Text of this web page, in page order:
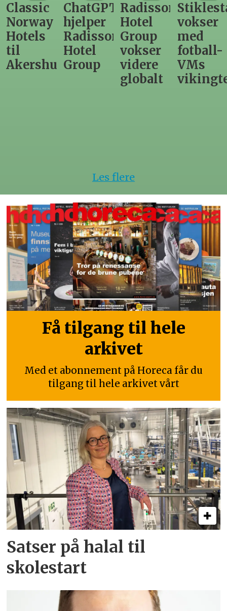
ChatGPT
hjelper
Radisson
Hotel
Group
Radisson
Hotel
Group
vokser
videre
Stiklestad
vokser
med
fotball-
VMs
vikingtematikk
Fra
direktør
til
nytt
Les flere
Få tilgang til hele
arkivet
Med et abonnement på Horeca får du
tilgang til hele arkivet vårt
Satser på halal til
skolestart